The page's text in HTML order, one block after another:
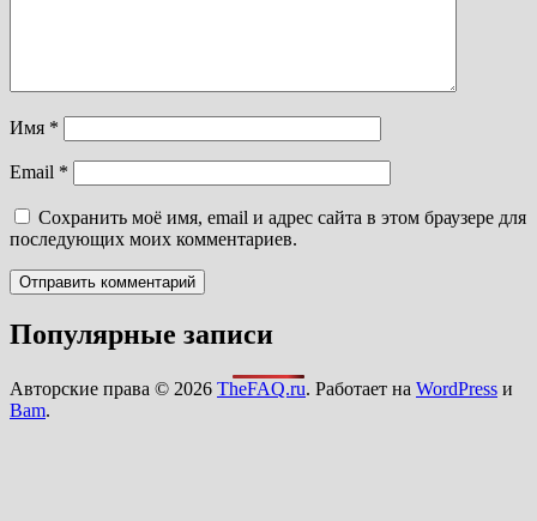
Имя *
Email *
Сохранить моё имя, email и адрес сайта в этом браузере для
последующих моих комментариев.
Популярные записи
Авторские права © 2026 TheFAQ.ru. Работает на WordPress и
Bam.